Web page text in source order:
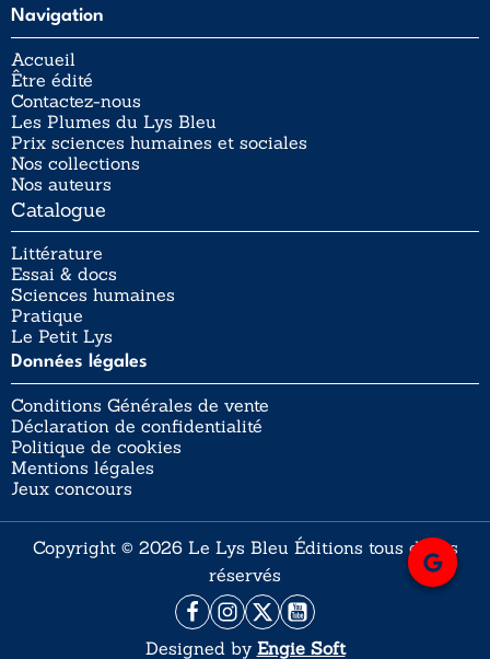
Navigation
Accueil
Être édité
Contactez-nous
Les Plumes du Lys Bleu
Prix sciences humaines et sociales
Nos collections
Nos auteurs
Catalogue
Littérature
Essai & docs
Sciences humaines
Pratique
Le Petit Lys
Données légales
Conditions Générales de vente
Déclaration de confidentialité
Politique de cookies
Mentions légales
Jeux concours
Copyright © 2026 Le Lys Bleu Éditions tous droits
réservés
Designed by Engie Soft